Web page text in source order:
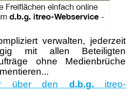
verwalten, jederzeit
mit allen Beteiligten
ohne Medienbrüche
über den d.b.g. itreo-